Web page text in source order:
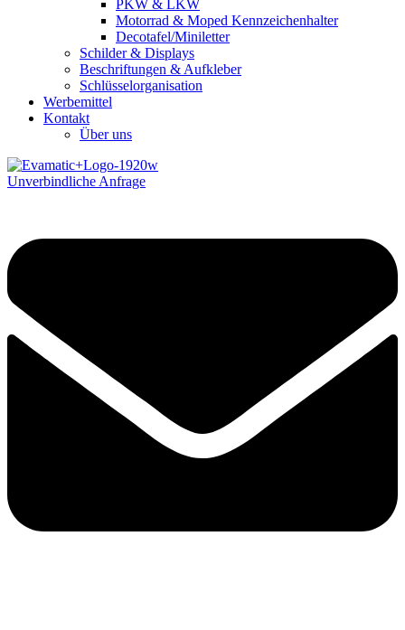
PKW & LKW
Motorrad & Moped Kennzeichenhalter
Decotafel/Miniletter
Schilder & Displays
Beschriftungen & Aufkleber
Schlüsselorganisation
Werbemittel
Kontakt
Über uns
Unverbindliche Anfrage